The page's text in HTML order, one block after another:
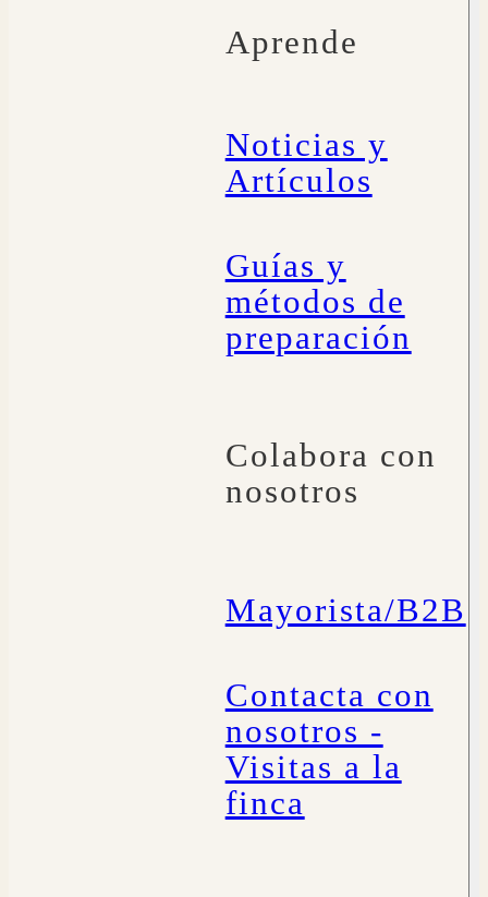
Aprende
Noticias y
Artículos
Guías y
métodos de
preparación
Colabora con
nosotros
Mayorista/B2B
Contacta con
nosotros -
Visitas a la
finca